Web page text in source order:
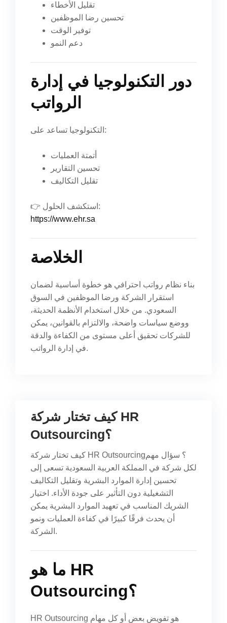
تقليل الأخطاء
تحسين رضا الموظفين
توفير الوقت
دعم النمو
دور التكنولوجيا في إدارة
الرواتب
التكنولوجيا تساعد على:
أتمتة العمليات
تحسين التقارير
تقليل التكاليف
👉 استكشف الحلول:
https://www.ehr.sa
الخلاصة
بناء نظام رواتب احترافي هو خطوة أساسية لضمان
استقرار الشركة ورضا الموظفين في السوق
السعودي. من خلال استخدام الأنظمة الحديثة،
ووضع سياسات واضحة، والالتزام بالقوانين، يمكن
للشركات تحقيق أعلى مستوى من الكفاءة والدقة
في إدارة الرواتب.
كيف تختار شركة HR
Outsourcing؟
كيف تختار شركة HR Outsourcing؟ سؤال مهم
لكل شركة في المملكة العربية السعودية تسعى إلى
تحسين إدارة الموارد البشرية وتقليل التكاليف
التشغيلية دون التأثير على جودة الأداء. اختيار
الشريك المناسب في تعهيد الموارد البشرية يمكن
أن يحدث فرقًا كبيرًا في كفاءة العمليات ونمو
الشركة.
ما هو HR
Outsourcing؟
HR Outsourcing هو تفويض بعض أو كل مهام